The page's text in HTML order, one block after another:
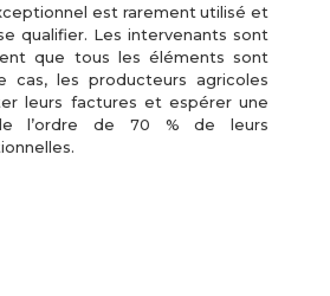
est rarement utilisé et
qualifier. Les intervenants sont
que tous les éléments sont
cas, les producteurs agricoles
leurs factures et espérer une
l’ordre de 70 % de leurs